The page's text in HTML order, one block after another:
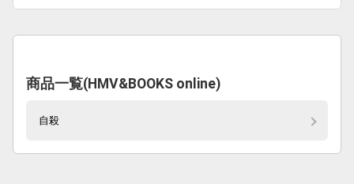
商品一覧(HMV&BOOKS online)
自殺